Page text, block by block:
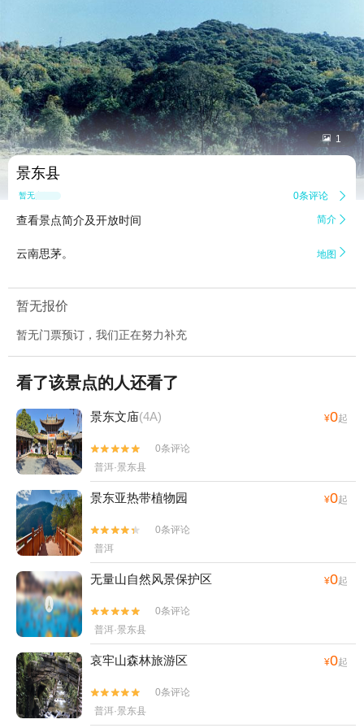
 1
景东县
暂无点评 0条评论 
查看景点简介及开放时间 简介 
云南思茅。 地图 
暂无报价
暂无门票预订，我们正在努力补充
看了该景点的人还看了
景东文庙(4A) ¥0起


0条评论
普洱·景东县
景东亚热带植物园 ¥0起


0条评论
普洱
无量山自然风景保护区 ¥0起


0条评论
普洱·景东县
哀牢山森林旅游区 ¥0起


0条评论
普洱·景东县